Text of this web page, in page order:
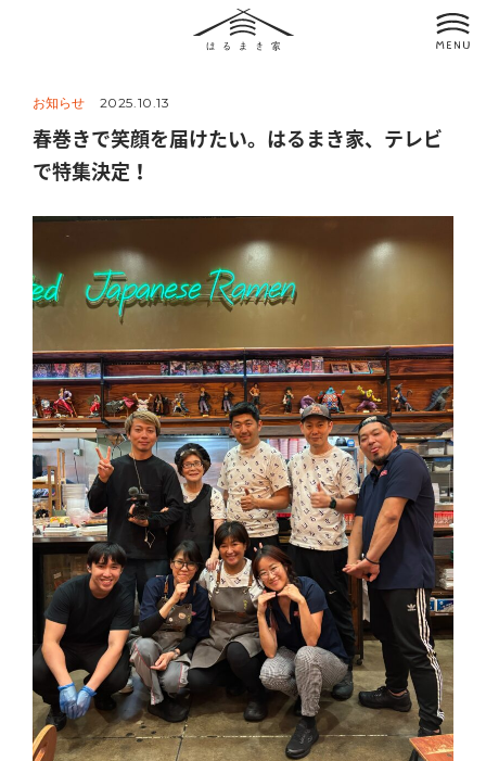
お知らせ 2025.10.13
春巻きで笑顔を届けたい。はるまき家、テレビ
で特集決定！